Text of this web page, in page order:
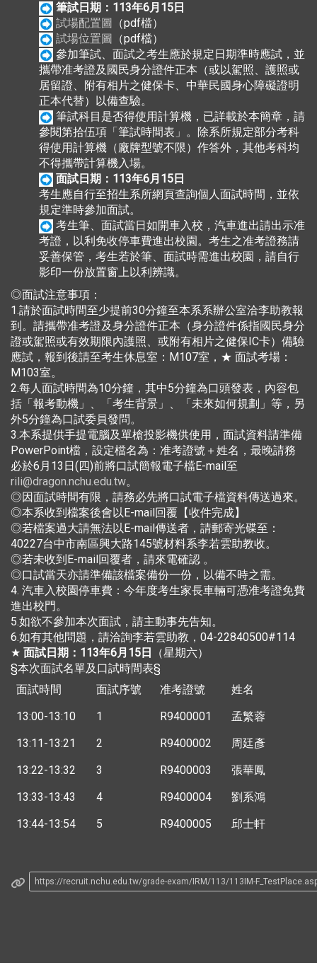
筆試日期：113年6月15日
試場配置圖 （pdf檔）
試場位置圖 （pdf檔）
參加筆試、面試之考生應於規定日期準時應試，並
攜帶准考證及國民身分證件正本（或以駕照、護照或
居留證、附有相片之健保卡、中華民國身心障礙證明
正本代替）以備查驗。
筆試科目是否得使用計算機，已詳載於本簡章，請
參閱第拾伍項「筆試時間表」。除系所規定部分考科
得使用計算機（廠牌型號不限）作答外，其他考科均
不得攜帶計算機入場。
面試日期：113年6月15日
考生應自行至招生系所網頁查詢個人面試時間，並依
規定準時參加面試。
考生筆、面試當日如開車入校，汽車進出請出示准
考證，以利免收停車費進出校園。考生之准考證務請
妥善保管，考生若於筆、面試時需進出校園，請自行
影印一份放置窗上以利辨識。
◎面試注意事項：
1.請於面試時間至少提前30分鐘至本系系辦公室洽李助教報
到。請攜帶准考證及身分證件正本（身分證件係指國民身分
證或駕照或有效期限內護照、或附有相片之健保IC卡）備驗
應試，報到後請至考生休息室：M107室，★ 面試考場：
M103室。
2.每人面試時間為10分鐘，其中5分鐘為口頭發表，內容包
括「報考動機」、「考生背景」、「未來如何規劃」等，另
外5分鐘為口試委員發問。
3.本系提供手提電腦及單槍投影機供使用，面試資料請準備
PowerPoint檔，設定檔名為：准考證號＋姓名，最晚請務
必於6月13日(四)前將口試簡報電子檔E-mail至
rili@dragon.nchu.edu.tw。
◎因面試時間有限，請務必先將口試電子檔資料傳送過來。
◎本系收到檔案後會以E-mail回覆【收件完成】
◎若檔案過大請無法以E-mail傳送者，請郵寄光碟至：
40227台中市南區興大路145號材料系李若雲助教收。
◎若未收到E-mail回覆者，請來電確認 。
◎口試當天亦請準備該檔案備份一份，以備不時之需。
4. 汽車入校園停車費：今年度考生家長車輛可憑准考證免費
進出校門。
5.如欲不參加本次面試，請主動事先告知。
6.如有其他問題，請洽詢李若雲助教，04-22840500#114
★ 面試日期：113年6月15日
（星期六）
§本次面試名單及口試時間表§
面試時間
面試序號 准考證號
姓名
13:00-13:10
1 R9400001
孟繁蓉
13:11-13:21
2 R9400002
周廷彥
13:22-13:32
3 R9400003
張華鳳
13:33-13:43
4 R9400004
劉系鴻
13:44-13:54
5 R9400005 邱士軒
https://recruit.nchu.edu.tw/grade-exam/IRM/113/113IM-